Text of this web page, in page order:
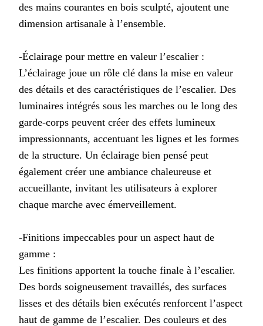
des mains courantes en bois sculpté, ajoutent une
dimension artisanale à l’ensemble.
-Éclairage pour mettre en valeur l’escalier :
L’éclairage joue un rôle clé dans la mise en valeur
des détails et des caractéristiques de l’escalier. Des
luminaires intégrés sous les marches ou le long des
garde-corps peuvent créer des effets lumineux
impressionnants, accentuant les lignes et les formes
de la structure. Un éclairage bien pensé peut
également créer une ambiance chaleureuse et
accueillante, invitant les utilisateurs à explorer
chaque marche avec émerveillement.
-Finitions impeccables pour un aspect haut de
gamme :
Les finitions apportent la touche finale à l’escalier.
Des bords soigneusement travaillés, des surfaces
lisses et des détails bien exécutés renforcent l’aspect
haut de gamme de l’escalier. Des couleurs et des